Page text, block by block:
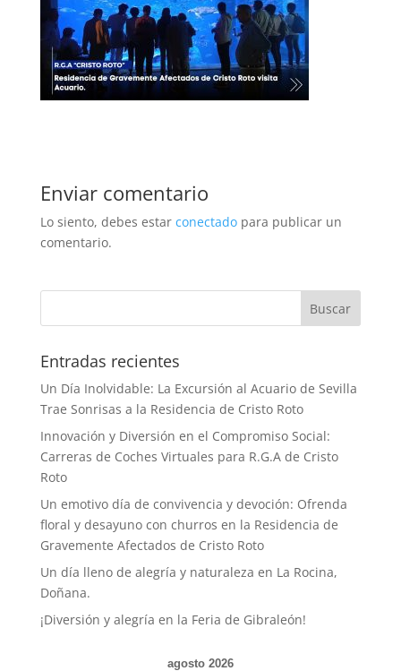
Enviar comentario
Lo siento, debes estar conectadopara publicar un
comentario.
Buscar
Entradas recientes
Un Día Inolvidable: La Excursión al Acuario de Sevilla
Trae Sonrisas a la Residencia de Cristo Roto
Innovación y Diversión en el Compromiso Social:
Carreras de Coches Virtuales para R.G.A de Cristo
Roto
Un emotivo día de convivencia y devoción: Ofrenda
floral y desayuno con churros en la Residencia de
Gravemente Afectados de Cristo Roto
Un día lleno de alegría y naturaleza en La Rocina,
Doñana.
¡Diversión y alegría en la Feria de Gibraleón!
agosto 2026